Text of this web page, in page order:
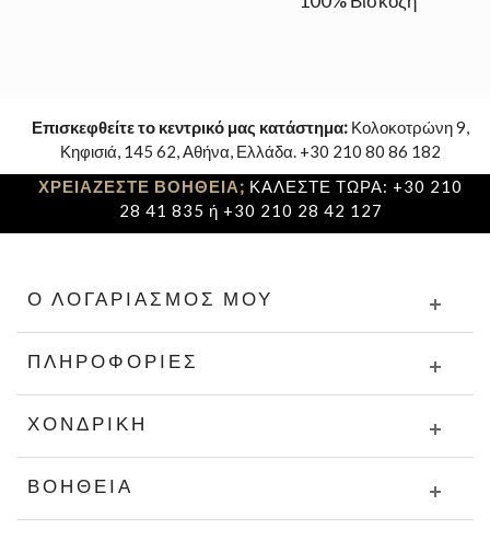
Επισκεφθείτε το κεντρικό μας κατάστημα: Κολοκοτρώνη 9,
Κηφισιά, 145 62, Αθήνα, Ελλάδα. +30 210 80 86 182
ΧΡΕΙΑΖΕΣΤΕ ΒΟΗΘΕΙΑ; ΚΑΛΕΣΤΕ ΤΩΡΑ: +30 210
28 41 835 ή +30 210 28 42 127
Ο ΛΟΓΑΡΙΑΣΜΌΣ ΜΟΥ
ΠΛΗΡΟΦΟΡΊΕΣ
ΧΟΝΔΡΙΚΉ
ΒΟΉΘΕΙΑ